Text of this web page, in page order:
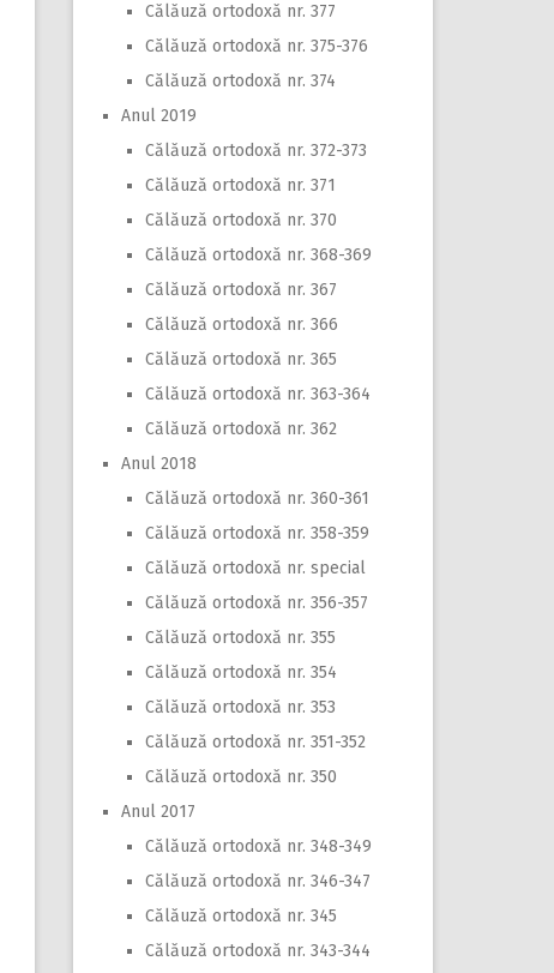
Călăuză ortodoxă nr. 377
Călăuză ortodoxă nr. 375-376
Călăuză ortodoxă nr. 374
Anul 2019
Călăuză ortodoxă nr. 372-373
Călăuză ortodoxă nr. 371
Călăuză ortodoxă nr. 370
Călăuză ortodoxă nr. 368-369
Călăuză ortodoxă nr. 367
Călăuză ortodoxă nr. 366
Călăuză ortodoxă nr. 365
Călăuză ortodoxă nr. 363-364
Călăuză ortodoxă nr. 362
Anul 2018
Călăuză ortodoxă nr. 360-361
Călăuză ortodoxă nr. 358-359
Călăuză ortodoxă nr. special
Călăuză ortodoxă nr. 356-357
Călăuză ortodoxă nr. 355
Călăuză ortodoxă nr. 354
Călăuză ortodoxă nr. 353
Călăuză ortodoxă nr. 351-352
Călăuză ortodoxă nr. 350
Anul 2017
Călăuză ortodoxă nr. 348-349
Călăuză ortodoxă nr. 346-347
Călăuză ortodoxă nr. 345
Călăuză ortodoxă nr. 343-344